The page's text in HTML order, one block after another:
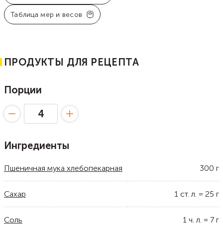
Таблица мер и весов
ПРОДУКТЫ ДЛЯ РЕЦЕПТА
Порции
Ингредиенты
Пшеничная мука хлебопекарная 300 г
Сахар 1 ст. л. = 25 г
Соль 1 ч. л. = 7 г